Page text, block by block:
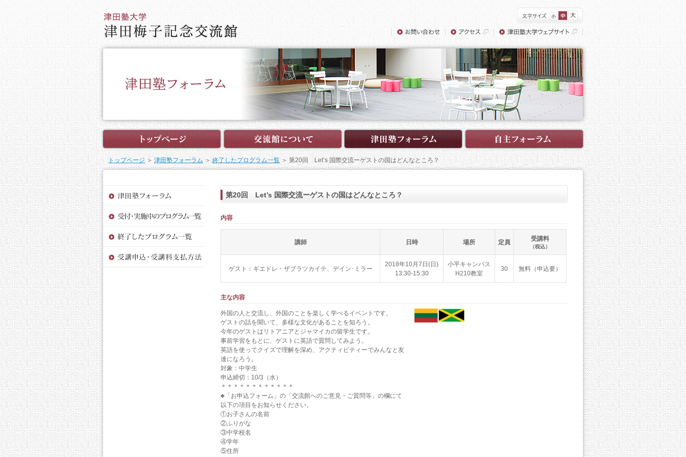
トップページ＞津田塾フォーラム＞終了したプログラム一覧＞ 第20回 Let’s 国際交流ーゲストの国はどんなところ？
第20回 Let’s 国際交流ーゲストの国はどんなところ？
内容
講師 日時 場所 定員 受講料
（税込）
ゲスト：ギエドレ・ザブラツカイテ、デイン･ミラー
2018年10月7日(日)
13:30-15:30
小平キャンパス
H210教室
30 無料（申込要）
主な内容
外国の人と交流し、外国のことを楽しく学べるイベントです。
ゲストの話を聞いて、多様な文化があることを知ろう。
今年のゲストはリトアニアとジャマイカの留学生です。
事前学習をもとに、ゲストに英語で質問してみよう。
英語を使ってクイズで理解を深め、アクティビティーでみんなと友
達になろう。
対象：中学生
申込締切：10/3（水）
＊＊＊＊＊＊＊＊＊＊＊＊
♣「お申込フォーム」の「交流館へのご意見・ご質問等」の欄にて
以下の項目をお知らせください。
①お子さんの名前
②ふりがな
③中学校名
④学年
⑤住所